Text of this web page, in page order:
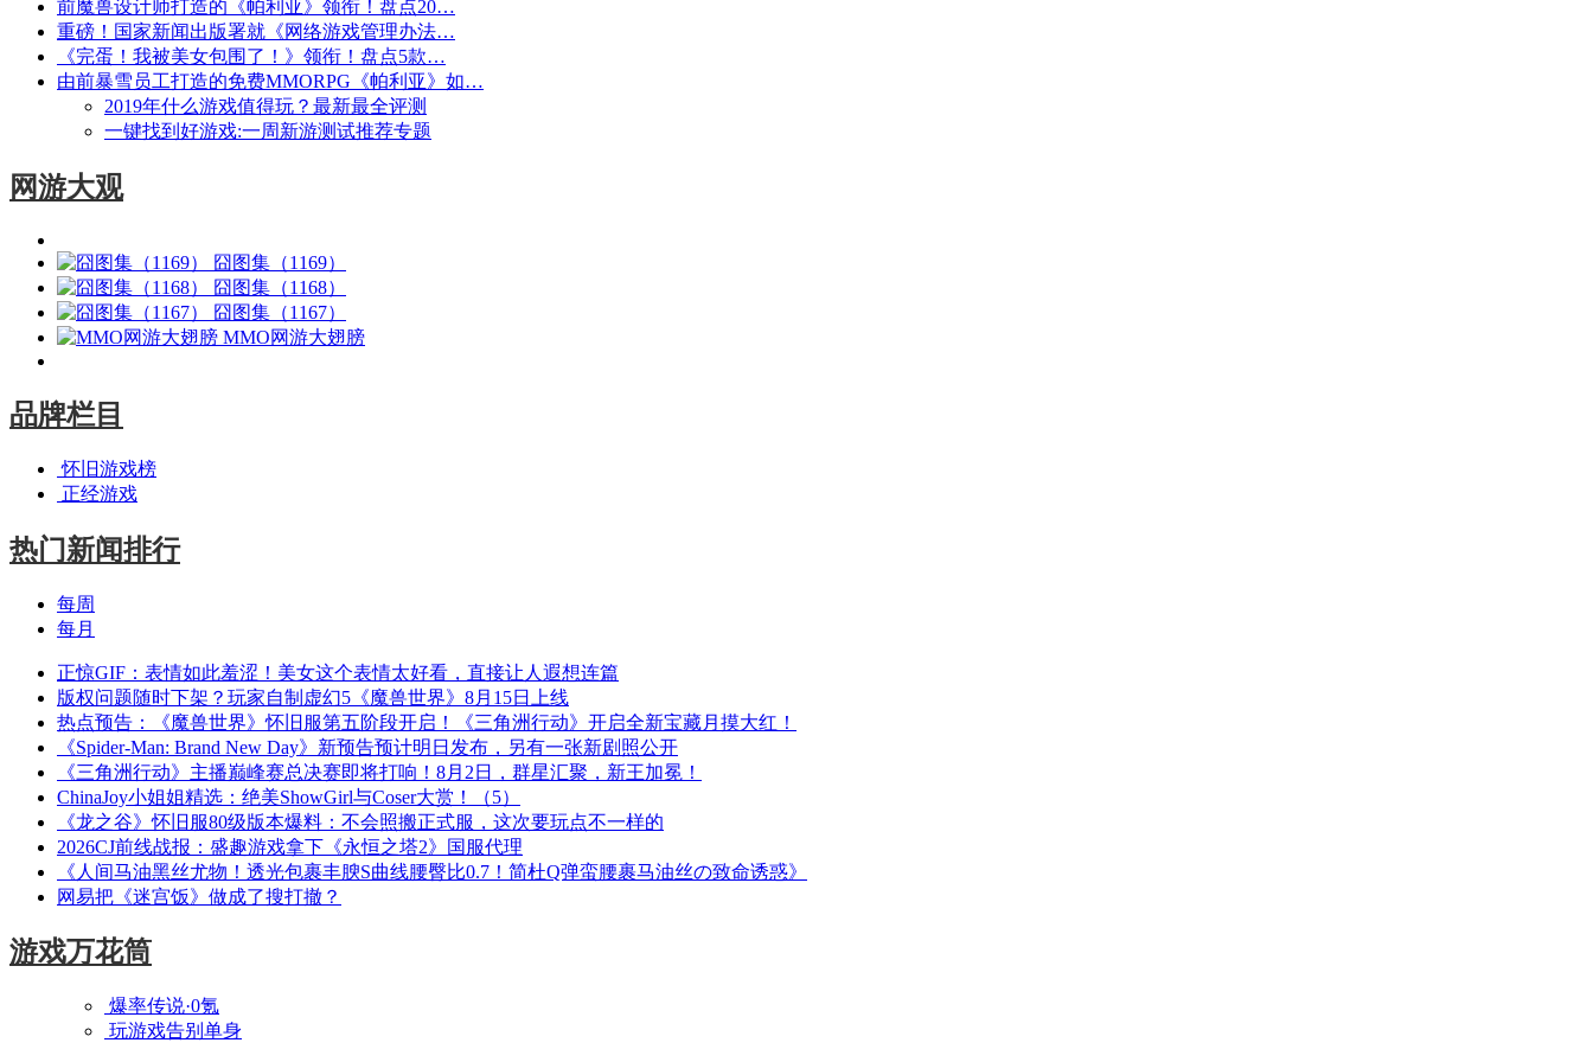
前魔兽设计师打造的《帕利亚》领衔！盘点20…
重磅！国家新闻出版署就《网络游戏管理办法…
《完蛋！我被美女包围了！》领衔！盘点5款…
由前暴雪员工打造的免费MMORPG《帕利亚》如…
2019年什么游戏值得玩？最新最全评测
一键找到好游戏:一周新游测试推荐专题
网游大观
囧图集（1169）
囧图集（1168）
囧图集（1167）
MMO网游大翅膀
品牌栏目
怀旧游戏榜
正经游戏
热门新闻排行
每周
每月
正惊GIF：表情如此羞涩！美女这个表情太好看，直接让人遐想连篇
版权问题随时下架？玩家自制虚幻5《魔兽世界》8月15日上线
热点预告：《魔兽世界》怀旧服第五阶段开启！《三角洲行动》开启全新宝藏月摸大红！
《Spider-Man: Brand New Day》新预告预计明日发布，另有一张新剧照公开
《三角洲行动》主播巅峰赛总决赛即将打响！8月2日，群星汇聚，新王加冕！
ChinaJoy小姐姐精选：绝美ShowGirl与Coser大赏！（5）
《龙之谷》怀旧服80级版本爆料：不会照搬正式服，这次要玩点不一样的
2026CJ前线战报：盛趣游戏拿下《永恒之塔2》国服代理
《人间马油黑丝尤物！透光包裹丰腴S曲线腰臀比0.7！简杜Q弹蛮腰裹马油丝の致命诱惑》
网易把《迷宫饭》做成了搜打撤？
游戏万花筒
爆率传说·0氪
玩游戏告别单身